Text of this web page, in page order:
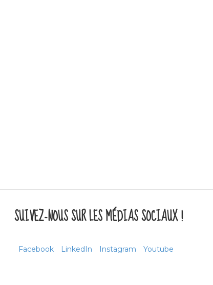
SUIVEZ-NOUS SUR LES MÉDIAS SOCIAUX !
Facebook LinkedIn Instagram Youtube